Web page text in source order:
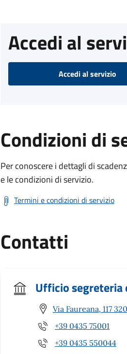
Accedi al
Accedi al servizio
Condizioni di
Per conoscere i dettagli di
e le condizioni di servizio.
Termini e condizioni di servizio
Contatti
Ufficio segreteria
Via Faureana, 117
+39 0435 75001
+39 0435 550044